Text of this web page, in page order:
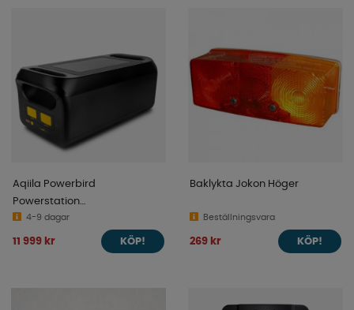
Aqiila Powerbird
Powerstation
Expansionspaket S2500E
4-9 dagar
11 999 kr KÖP!
Baklykta Jokon Höger
Beställningsvara
269 kr KÖP!